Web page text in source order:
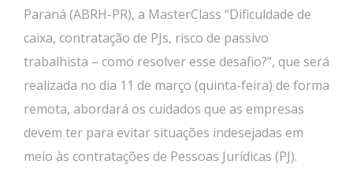
Paraná (ABRH-PR), a MasterClass “Dificuldade de
caixa, contratação de PJs, risco de passivo
trabalhista – como resolver esse desafio?”, que será
realizada no dia 11 de março (quinta-feira) de forma
remota, abordará os cuidados que as empresas
devem ter para evitar situações indesejadas em
meio às contratações de Pessoas Jurídicas (PJ).